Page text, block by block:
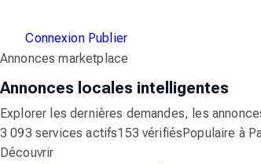
Connexion Publier
Annonces marketplace
Annonces locales intelligentes
Explorer les dernières demandes, les
3 093 services actifs153 vérifiésPopulaire à
Découvrir